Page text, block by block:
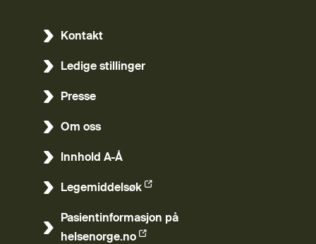
Kontakt
Ledige stillinger
Presse
Om oss
Innhold A-Å
Legemiddelsøk
(Ekstern lenke)
Pasientinformasjon på
helsenorge.no
(Ekstern lenke)